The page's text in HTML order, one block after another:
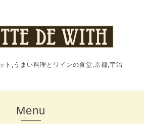
ト,うまい料理とワインの食堂,京都,宇治
Menu